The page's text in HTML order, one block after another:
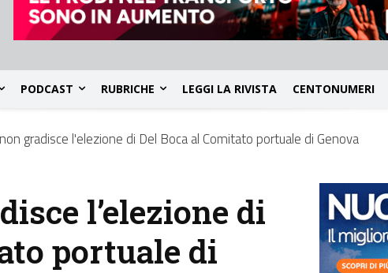
PODCAST RUBRICHE LEGGI LA RIVISTA CENTONUMERI
gradisce l'elezione di Del Boca al Comitato portuale di Genova
l’elezione di
portuale di